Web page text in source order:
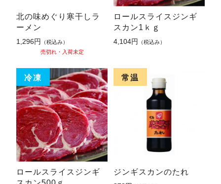
北の味めぐり寒干しラ
ーメン
1,296円
（税込み）
売切れ・入荷未定
ロールスライスジンギ
スカン1ｋｇ
4,104円 （税込み）
ロールスライスジンギ
ジンギスカンのたれ